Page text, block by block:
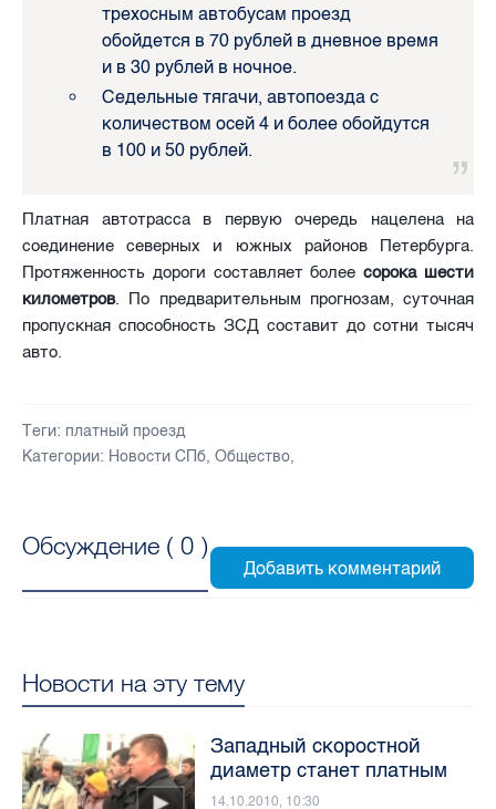
трехосным автобусам проезд
обойдется в 70 рублей в дневное время
и в 30 рублей в ночное.
Седельные тягачи, автопоезда с
количеством осей 4 и более обойдутся
в 100 и 50 рублей.
Платная автотрасса в первую очередь нацелена на
соединение северных и южных районов Петербурга.
Протяженность дороги составляет болеесорока шести
километров. По предварительным прогнозам, суточная
пропускная способность ЗСД составит до сотни тысяч
авто.
Теги: платный проезд
Категории: Новости СПб, Общество,
Обсуждение ( 0 )
Новости на эту тему
Западный скоростной
диаметр станет платным
14.10.2010, 10:30